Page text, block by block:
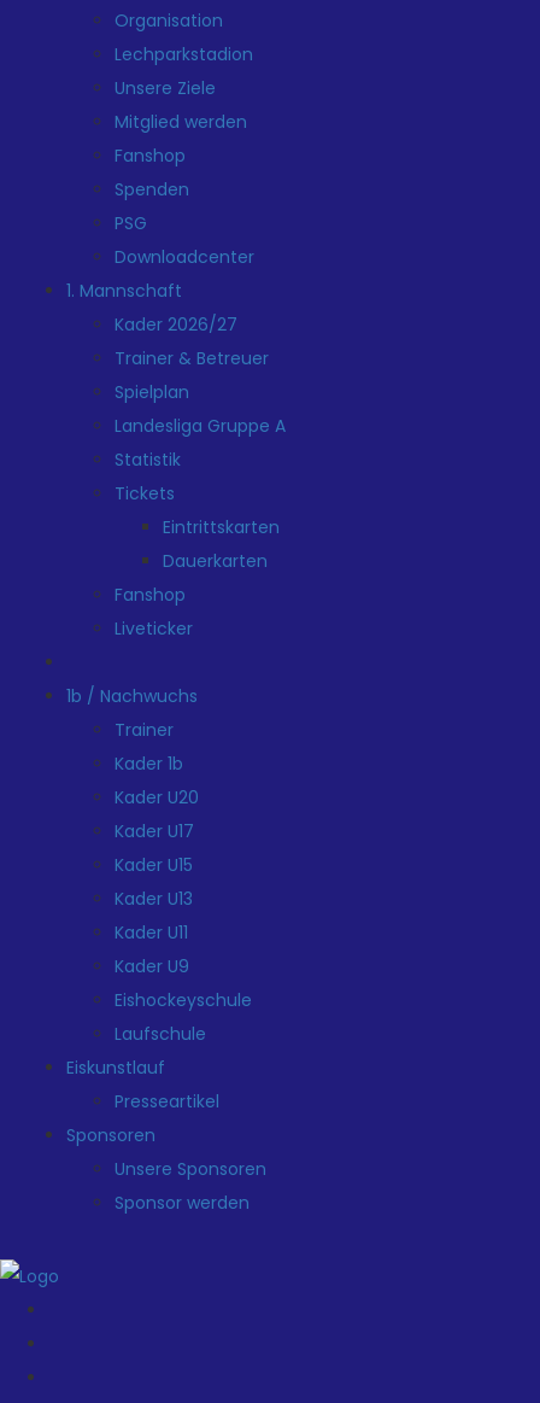
Organisation
Lechparkstadion
Unsere Ziele
Mitglied werden
Fanshop
Spenden
PSG
Downloadcenter
1. Mannschaft
Kader 2026/27
Trainer & Betreuer
Spielplan
Landesliga Gruppe A
Statistik
Tickets
Eintrittskarten
Dauerkarten
Fanshop
Liveticker
1b / Nachwuchs
Trainer
Kader 1b
Kader U20
Kader U17
Kader U15
Kader U13
Kader U11
Kader U9
Eishockeyschule
Laufschule
Eiskunstlauf
Presseartikel
Sponsoren
Unsere Sponsoren
Sponsor werden